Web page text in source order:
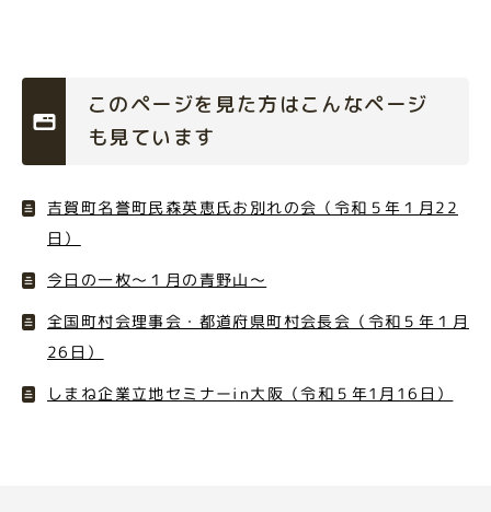
このページを見た方はこんなページ
も見ています
吉賀町名誉町民森英恵氏お別れの会（令和５年１月22
日）
今日の一枚～１月の青野山～
全国町村会理事会・都道府県町村会長会（令和５年１月
26日）
しまね企業立地セミナーin大阪（令和５年1月16日）